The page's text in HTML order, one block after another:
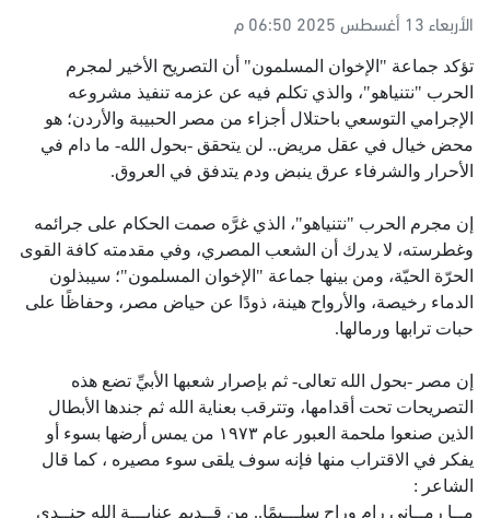
الأربعاء 13 أغسطس 2025 06:50 م
تؤكد جماعة "الإخوان المسلمون" أن التصريح الأخير لمجرم
الحرب "نتنياهو"، والذي تكلم فيه عن عزمه تنفيذ مشروعه
الإجرامي التوسعي باحتلال أجزاء من مصر الحبيبة والأردن؛ هو
محض خيال في عقل مريض.. لن يتحقق -بحول الله- ما دام في
الأحرار والشرفاء عرق ينبض ودم يتدفق في العروق.
إن مجرم الحرب "نتنياهو"، الذي غرَّه صمت الحكام على جرائمه
وغطرسته، لا يدرك أن الشعب المصري، وفي مقدمته كافة القوى
الحرّة الحيّة، ومن بينها جماعة "الإخوان المسلمون"؛ سيبذلون
الدماء رخيصة، والأرواح هينة، ذودًا عن حياض مصر، وحفاظًا على
حبات ترابها ورمالها.
إن مصر -بحول الله تعالى- ثم بإصرار شعبها الأبيِّ تضع هذه
التصريحات تحت أقدامها، وتترقب بعناية الله ثم جندها الأبطال
الذين صنعوا ملحمة العبور عام ١٩٧٣ من يمس أرضها بسوء أو
يفكر في الاقتراب منها فإنه سوف يلقى سوء مصيره ، كما قال
الشاعر :
مــا رمــاني رامٍ وراح سلـــيمًا.. من قــديم عنايـــة الله جنــدي